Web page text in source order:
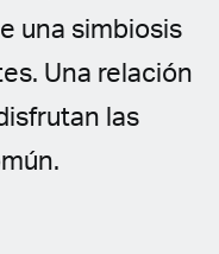
una simbiosis
Una relación
las